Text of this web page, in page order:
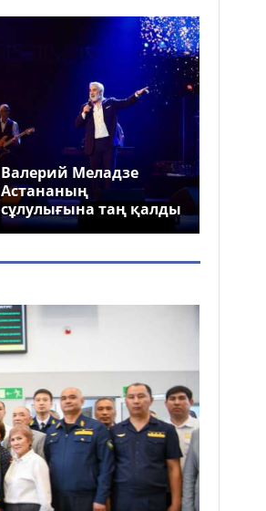
Валерий Меладзе
Астананың
сұлулығына таң қалды